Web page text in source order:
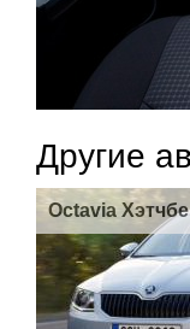
Другие
Octavia